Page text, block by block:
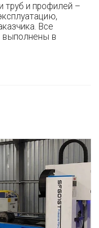
труб и профилей –
Все
выполнены в